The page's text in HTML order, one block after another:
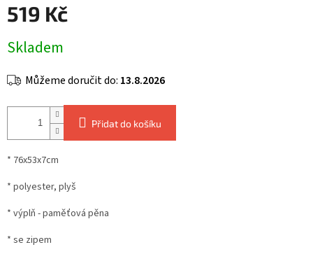
519 Kč
cena:
Skladem
Můžeme doručit do: 13.8.2026
Přidat do košíku
* 76x53x7cm
* polyester, plyš
* výplň - paměťová pěna
* se zipem